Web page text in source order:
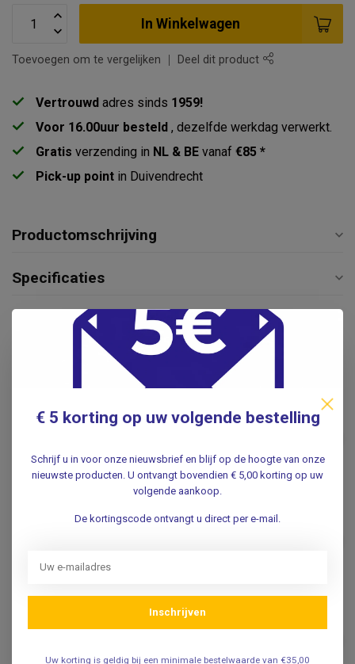
In Winkelwagen
Toevoegen om te vergelijken Deel dit product
Vertrouwd adres sinds 1959!
Voor 16.00uur besteld , dezelfde werkdag verwerkt.
Gratis verzending in NL & BE vanaf €85 *
Pick-up point in Duivendrecht
Productomschrijving
Specificaties
Gerelateerde producten
Mobile 10 drops -
.
​MoliCare® Vochtige doekjes -
.
​MoliCare® MoliCare® Skin
€ 5 korting op uw volgende bestelling
Schrijf u in voor onze nieuwsbrief en blijf op de hoogte van onze
nieuwste producten. U ontvangt bovendien € 5,00 korting op uw
volgende aankoop.
De kortingscode ontvangt u direct per e-mail.
Inschrijven
Uw korting is geldig bij een minimale bestelwaarde van €35,00